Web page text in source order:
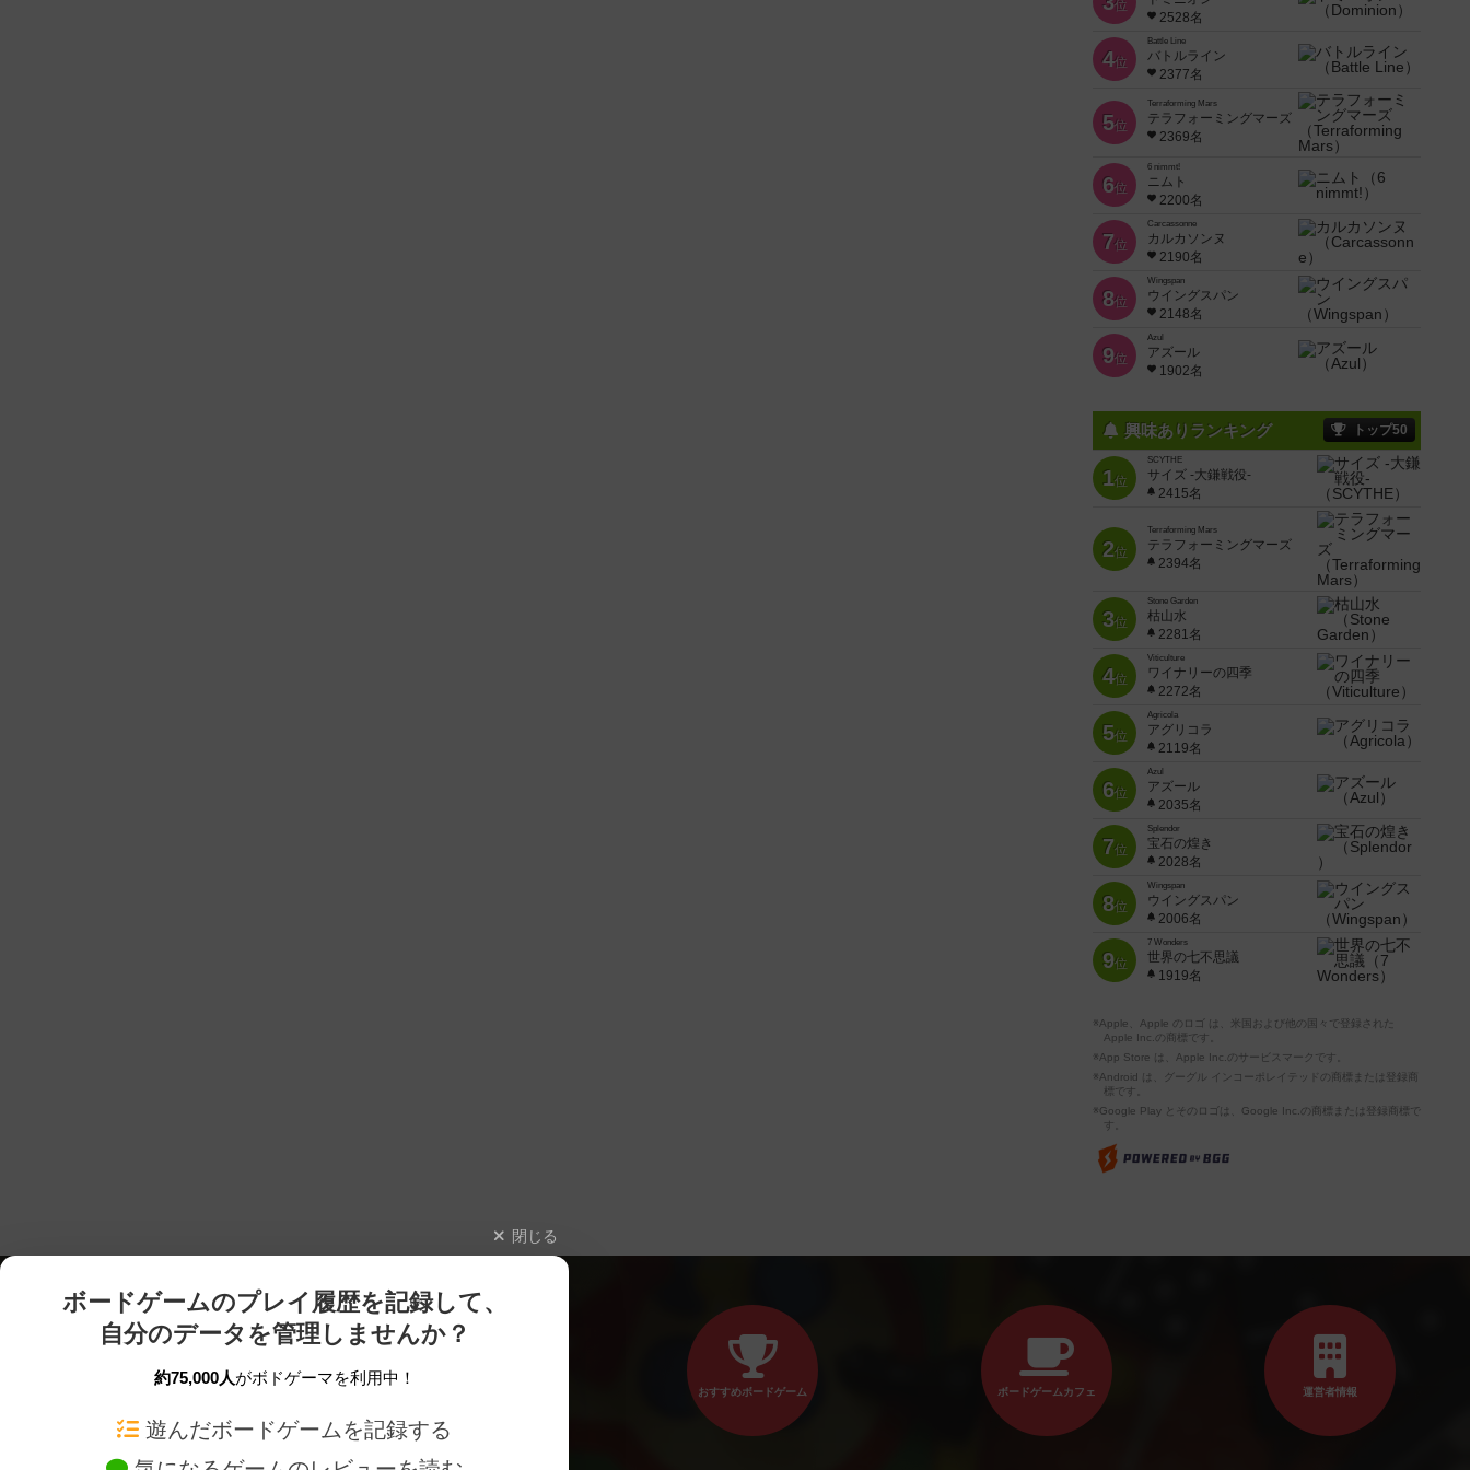
位
2528名
4位
Battle Line
バトルライン
2377名
5位
Terraforming Mars
テラフォーミングマーズ
2369名
6位
6 nimmt!
ニムト
2200名
7位
Carcassonne
カルカソンヌ
2190名
8位
Wingspan
ウイングスパン
2148名
9位
Azul
アズール
1902名
興味ありランキング トップ50
1位
SCYTHE
サイズ -大鎌戦役-
2415名
2位
Terraforming Mars
テラフォーミングマーズ
2394名
3位
Stone Garden
枯山水
2281名
4位
Viticulture
ワイナリーの四季
2272名
5位
Agricola
アグリコラ
2119名
6位
Azul
アズール
2035名
7位
Splendor
宝石の煌き
2028名
8位
Wingspan
ウイングスパン
2006名
9位
7 Wonders
世界の七不思議
1919名
※Apple、Apple のロゴ は、米国および他の国々で登録された
Apple Inc.の商標です。
※App Store は、Apple Inc.のサービスマークです。
※Android は、グーグル インコーポレイテッドの商標または登録商
標です。
※Google Play とそのロゴは、Google Inc.の商標または登録商標で
す。
閉じる
ボードゲームのプレイ履歴を記録して、
自分のデータを管理しませんか？
約75,000人がボドゲーマを利用中！
遊んだボードゲームを記録する
おすすめボードゲーム ボードゲームカフェ 運営者情報